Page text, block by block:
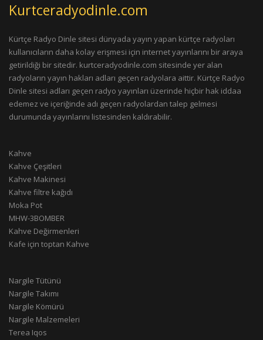
Kurtceradyodinle.com
Kürtçe Radyo Dinle sitesi dünyada yayın yapan kürtçe radyoları
kullanıcıların daha kolay erişmesi için internet yayınlarını bir araya
getirildiği bir sitedir. kurtceradyodinle.com sitesinde yer alan
radyoların yayın hakları adları geçen radyolara aittir. Kürtçe Radyo
Dinle sitesi adları geçen radyo yayınları üzerinde hiçbir hak iddaa
edemez ve içeriğinde adı geçen radyolardan talep gelmesi
durumunda yayınlarını listesinden kaldırabilir.
Kahve
Kahve Çeşitleri
Kahve Makinesi
Kahve filtre kağıdı
Moka Pot
MHW-3BOMBER
Kahve Değirmenleri
Kafe için toptan Kahve
Nargile Tütünü
Nargile Takımı
Nargile Kömürü
Nargile Malzemeleri
Terea Iqos